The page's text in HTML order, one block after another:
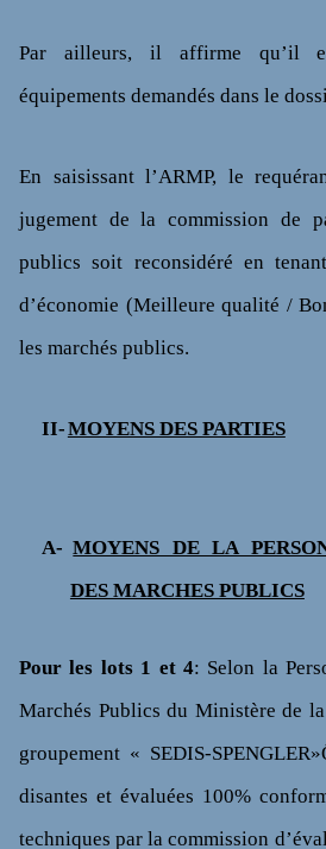
Par ailleurs, il affirme qu’il
équipements demandés dans le
En saisissant l’ARMP, le
jugement de la commission de
publics soit reconsidéré en
d’économie (Meilleure qualité /
les marchés publics.
II-MOYENS DES PARTIES
A- MOYENS DE LA
DES MARCHES PUBLICS
Pour les lots 1 et 4: Selon la
Marchés Publics du Ministère de
groupement « SEDIS-
disantes et évaluées 100%
techniques par la commission